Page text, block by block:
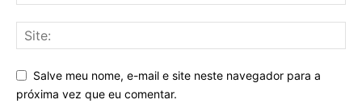
Salve meu nome, e-mail e site neste navegador para a
próxima vez que eu comentar.